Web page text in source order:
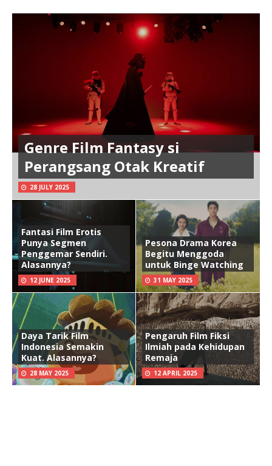
Genre Film Fantasy si
Perangsang Otak Kreatif
28 JULY 2025
Fantasi Film Erotis
Punya Segmen
Penggemar Sendiri.
Alasannya?
12 JUNE 2025
Pesona Drama Korea
Begitu Menggoda
untuk Binge Watching
31 MAY 2025
Daya Tarik Film
Indonesia Semakin
Kuat. Alasannya?
28 MAY 2025
Pengaruh Film Fiksi
Ilmiah pada Kehidupan
Remaja
12 APRIL 2025